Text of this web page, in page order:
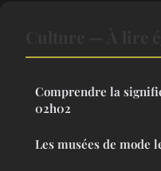
Comprendre la
02h02
Les musées de mode